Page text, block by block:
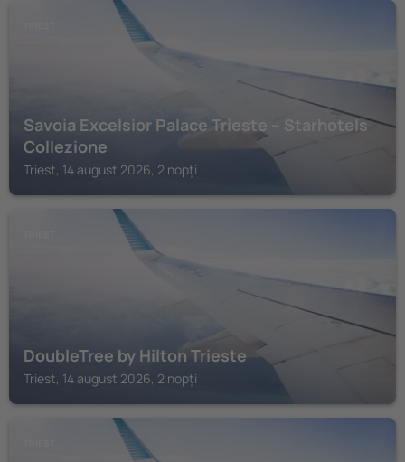
Savoia Excelsior Palace Trieste – Starhotels
Collezione
Triest, 14 august 2026, 2 nopți
DoubleTree by Hilton Trieste
Triest, 14 august 2026, 2 nopți